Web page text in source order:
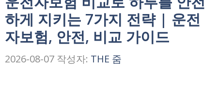
하게 지키는 7가지 전략 | 운전
자보험, 안전, 비교 가이드
2026-08-07 작성자: THE 줌